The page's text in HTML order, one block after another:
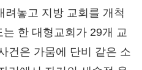
려놓고 지방 교회를 개척
한 대형교회가 29개 교
건은 가뭄에 단비 같은 소